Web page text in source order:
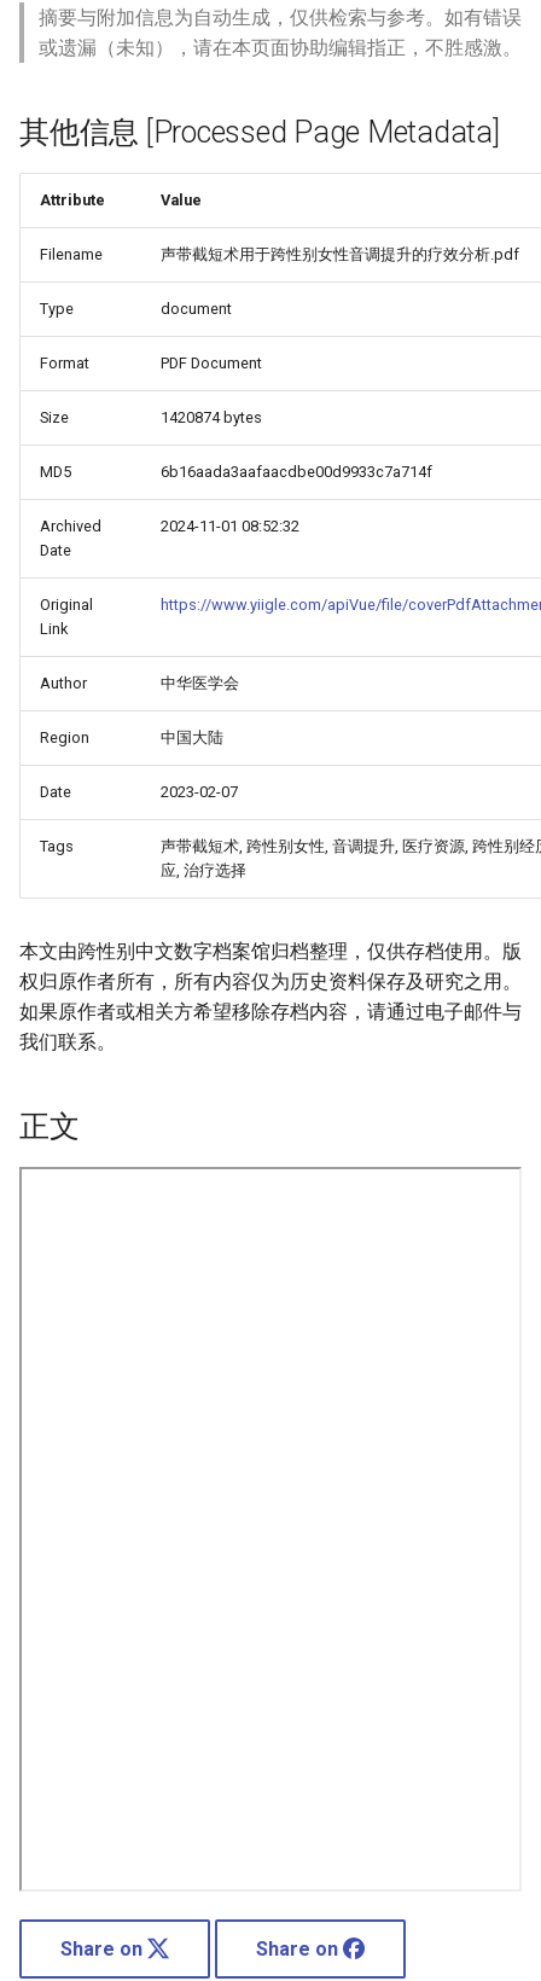
摘要与附加信息为自动生成，仅供检索与参考。如有错误
或遗漏（未知），请在本页面协助编辑指正，不胜感激。
其他信息 [Processed Page Metadata]
Attribute Value
Filename 声带截短术用于跨性别女性音调提升的疗效分析.pdf
Type document
Format PDF Document
Size 1420874 bytes
MD5 6b16aada3aafaacdbe00d9933c7a714f
Archived
Date
2024-11-01 08:52:32
Original
Link
https://www.yiigle.com/apiVue/file/
Author 中华医学会
Region 中国大陆
Date 2023-02-07
Tags
声带截短术, 跨性别女性, 音调提升, 医疗资源, 跨性别经
应, 治疗选择
本文由跨性别中文数字档案馆归档整理，仅供存档使用。版
权归原作者所有，所有内容仅为历史资料保存及研究之用。
如果原作者或相关方希望移除存档内容，请通过电子邮件与
我们联系。
正文
Share on Share on